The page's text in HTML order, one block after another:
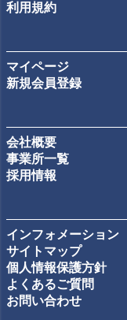
利用規約
マイページ
新規会員登録
会社概要
事業所一覧
採用情報
インフォメーション
サイトマップ
個人情報保護方針
よくあるご質問
お問い合わせ